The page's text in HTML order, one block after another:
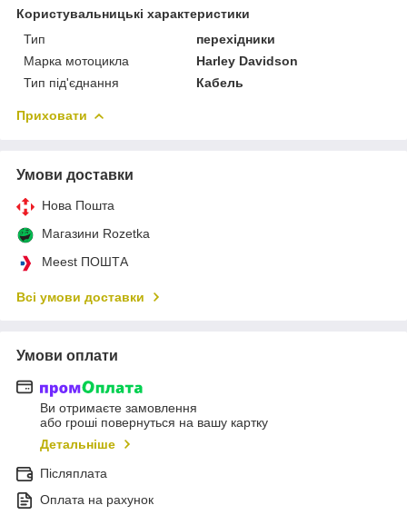
Користувальницькі характеристики
Тип
перехідники
Марка мотоцикла
Harley Davidson
Тип під'єднання
Кабель
Приховати
Умови доставки
Нова Пошта
Магазини Rozetka
Meest ПОШТА
Всі умови доставки
Умови оплати
Ви отримаєте замовлення
або гроші повернуться на вашу картку
Детальніше
Післяплата
Оплата на рахунок